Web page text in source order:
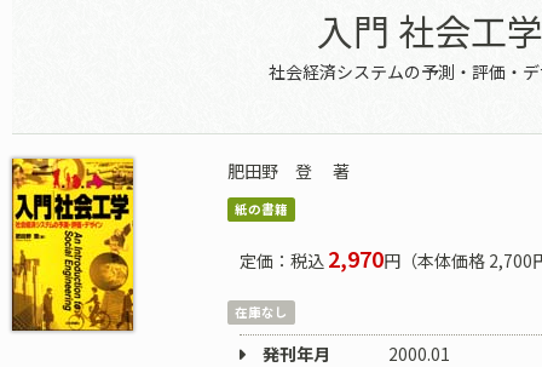
入門 社会工学
社会経済システムの予測・評価・
肥田野 登 著
紙の書籍
定価：税込 2,970円（本体価格 2,700
在庫なし
発刊年月
2000.01